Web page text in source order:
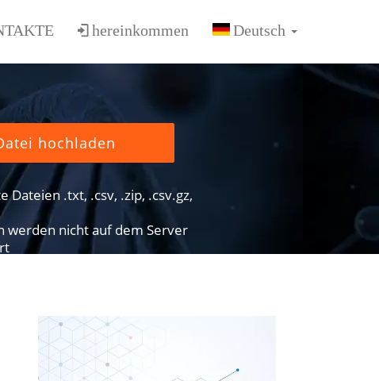
hereinkommen
hochladen
Dateien .txt, .csv, .zip, .csv.gz,
werden nicht auf dem Server